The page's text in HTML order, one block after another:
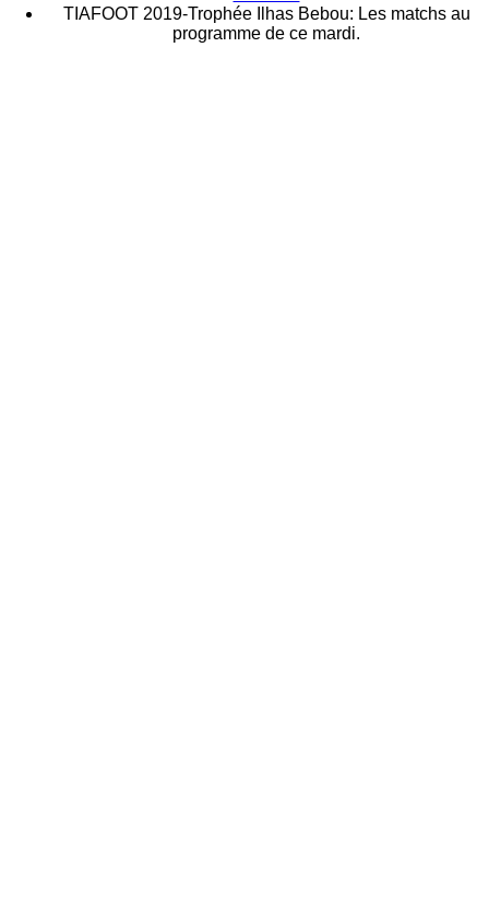
TIAFOOT 2019-Trophée Ilhas Bebou: Les matchs au
programme de ce mardi.